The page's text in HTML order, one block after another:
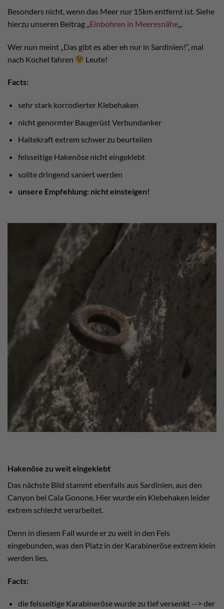
Besonders nicht, wenn das Meer nur 15km entfernt ist. Siehe
hierzu unseren Beitrag „ Einbohren in Meeresnähe
Wer nun meint „Das gibt es aber eh nur in Sardinien!“, mal
nach Kochel fahren
Leute!
Facts:
sehr stark korrodierter Klebehaken
nicht genormter Baugerüst Verbundanker
Haltekraft extrem schwer zu beurteilen
felsseitige Hakenöse nicht eingeklebt
sollte dringend saniert werden
unsere Empfehlung: nicht einsteigen!
Hakenöse zu weit eingeklebt
Das nächste Bild stammt ebenfalls aus Sardinien, aus den
Canyon bei Cala Gonone. Hier wurde ein Klebehaken leider
extrem schlecht verarbeitet.
Denn in diesem Fall wurde er zu weit in den Fels
eingebunden, was den Platz in der Karabineröse extrem klein
werden lies.
Facts:
die felsseitige Karabineröse wurde zu tief versenkt --> der